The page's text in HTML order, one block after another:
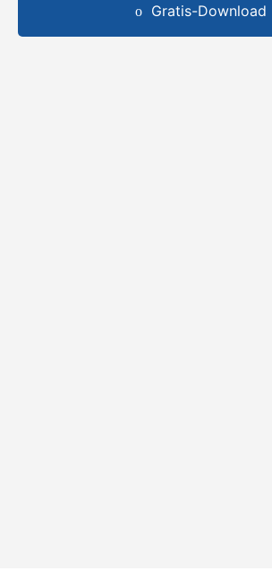
Gratis-Download